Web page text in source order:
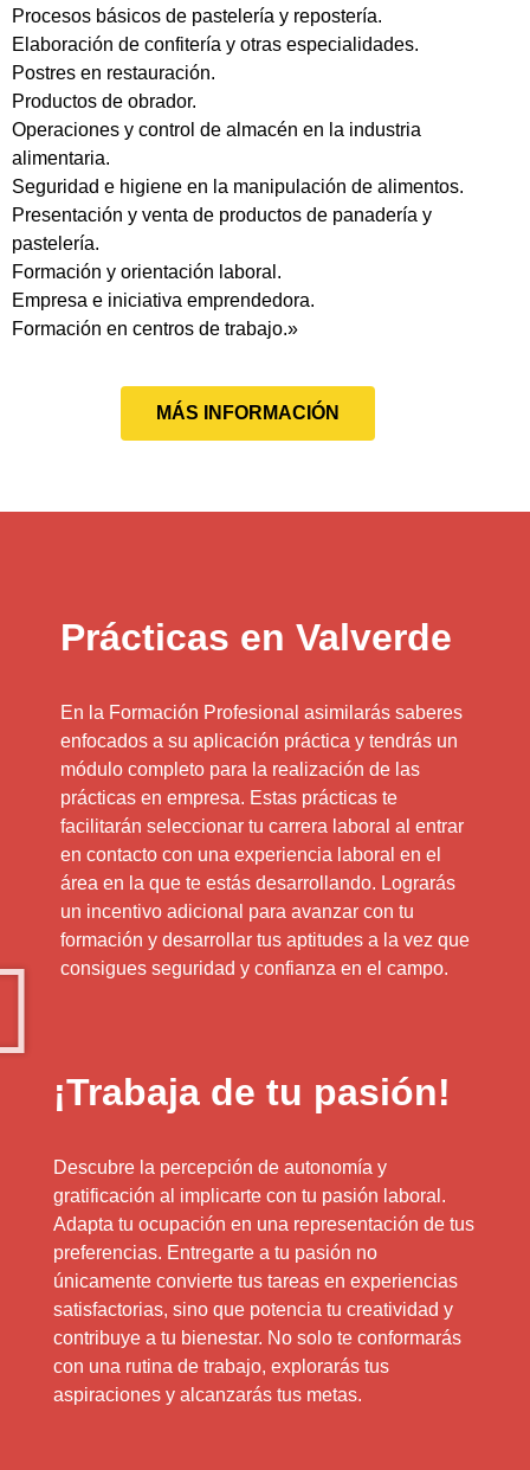
Procesos básicos de pastelería y repostería.
Elaboración de confitería y otras especialidades.
Postres en restauración.
Productos de obrador.
Operaciones y control de almacén en la industria
alimentaria.
Seguridad e higiene en la manipulación de alimentos.
Presentación y venta de productos de panadería y
pastelería.
Formación y orientación laboral.
Empresa e iniciativa emprendedora.
Formación en centros de trabajo.»
MÁS INFORMACIÓN
Prácticas en Valverde
En la Formación Profesional asimilarás saberes
enfocados a su aplicación práctica y tendrás un
módulo completo para la realización de las
prácticas en empresa. Estas prácticas te
facilitarán seleccionar tu carrera laboral al entrar
en contacto con una experiencia laboral en el
área en la que te estás desarrollando. Lograrás
un incentivo adicional para avanzar con tu
formación y desarrollar tus aptitudes a la vez que
consigues seguridad y confianza en el campo.
¡Trabaja de tu pasión!
Descubre la percepción de autonomía y
gratificación al implicarte con tu pasión laboral.
Adapta tu ocupación en una representación de tus
preferencias. Entregarte a tu pasión no
únicamente convierte tus tareas en experiencias
satisfactorias, sino que potencia tu creatividad y
contribuye a tu bienestar. No solo te conformarás
con una rutina de trabajo, explorarás tus
aspiraciones y alcanzarás tus metas.